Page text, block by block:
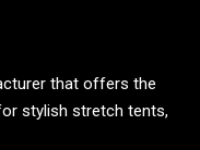
that offers the
stylish stretch tents,